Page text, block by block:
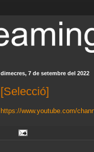
dimecres, 7 de setembre del 2022
[Selecció]
https://www.youtube.com/